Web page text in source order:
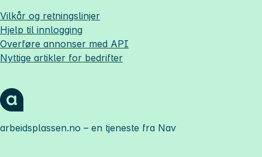
Vilkår og retningslinjer
Hjelp til innlogging
Overføre annonser med API
Nyttige artikler for bedrifter
arbeidsplassen.no – en tjeneste fra Nav